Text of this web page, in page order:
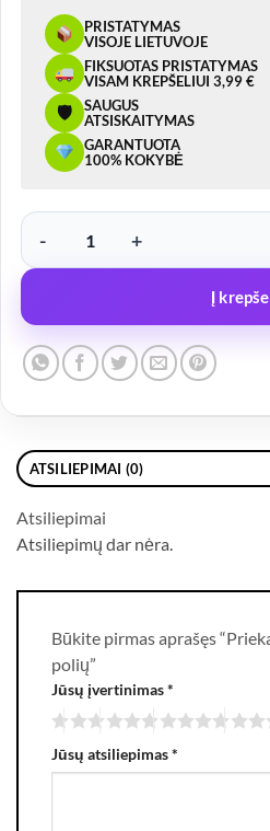
PRISTATYMAS
VISOJE LIETUVOJE
FIKSUOTAS PRISTATYMAS
VISAM KREPŠELIUI 3,99 €
🛡
SAUGUS
ATSISKAITYMAS
GARANTUOTA
100% KOKYBĖ
produkto kiekis: Priekabos lizdas
Į
ATSILIEPIMAI (0)
Atsiliepimai
Atsiliepimų dar nėra.
Būkite pirmas aprašęs
polių”
Jūsų įvertinimas*
Jūsų atsiliepimas*